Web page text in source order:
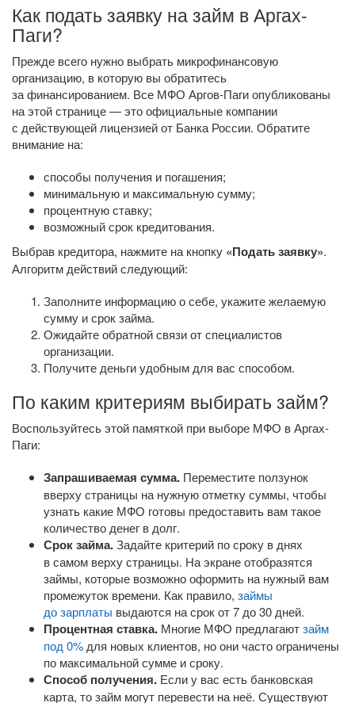
Как подать заявку на займ в Аргах-
Паги?
Прежде всего нужно выбрать микрофинансовую
организацию, в которую вы обратитесь
за финансированием. Все МФО Аргов-Паги опубликованы
на этой странице — это официальные компании
с действующей лицензией от Банка России. Обратите
внимание на:
способы получения и погашения;
минимальную и максимальную сумму;
процентную ставку;
возможный срок кредитования.
Выбрав кредитора, нажмите на кнопку «Подать заявку».
Алгоритм действий следующий:
Заполните информацию о себе, укажите желаемую
сумму и срок займа.
Ожидайте обратной связи от специалистов
организации.
Получите деньги удобным для вас способом.
По каким критериям выбирать займ?
Воспользуйтесь этой памяткой при выборе МФО в Аргах-
Паги:
Запрашиваемая сумма. Переместите ползунок
вверху страницы на нужную отметку суммы, чтобы
узнать какие МФО готовы предоставить вам такое
количество денег в долг.
Срок займа.Задайте критерий по сроку в днях
в самом верху страницы. На экране отобразятся
займы, которые возможно оформить на нужный вам
промежуток времени. Как правило, займы
до зарплаты выдаются на срок от 7 до 30 дней.
Процентная ставка. Многие МФО предлагаютзайм
под 0% для новых клиентов, но они часто ограничены
по максимальной сумме и сроку.
Способ получения. Если у вас есть банковская
карта, то займ могут перевести на неё. Существуют